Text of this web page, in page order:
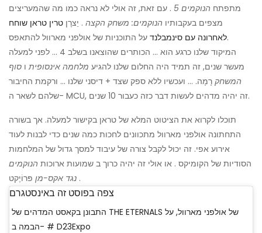
מתפתח הנוקמים 5
. עם זאת, זה אולי לא נראה כמו מה שהמעריצים
מצפים בעקבותיו הנוקמים: משחק הקצה . יַצרָן טרין טראן שוחח
לאחרונה עם סינמבלנדעל התוכניות של אולפני מארוול להתאפס.
המיקוד שלנו כרגע הוא ... הכותרים שהוצאנו בשלב 4 ... לפני למעלה
מעשר שנים, זה תמיד היה החלום שלנו להגיע מלחמה אינסופיתו סוף
המשחק רָמָה. ... ועכשיו ללא ספק שצד + דיסני שלנו ... ורקמת החיבור
שלהם לשאר ה- MCU, זה יהיה מדהים לעשות דבר כזה כעבור 10 שנים.
תוכלו לקרוא את הציטוט המלא של טראן בקישור למעלה. אך בשורה
התחתונה אולפני מארוול מתכוונים לחכות כמה שנים כדי לבנות לעוד
אירוע אפי. זה יכול לקבל צורה של עיבוד למסך גדול של המלחמות
הסודיות של הקומיקס . או אולי זה יהיה כרוך ב שמועות ארוכות הנוקמים
נגד אקס-מן פּרוֹיֶקט .
צפה בפוסט זה באינסטגרם
התבונן בקאסט המדהים של THE ETERNALS של אולפני מארוול, על
הבמה ב- # D23Expo